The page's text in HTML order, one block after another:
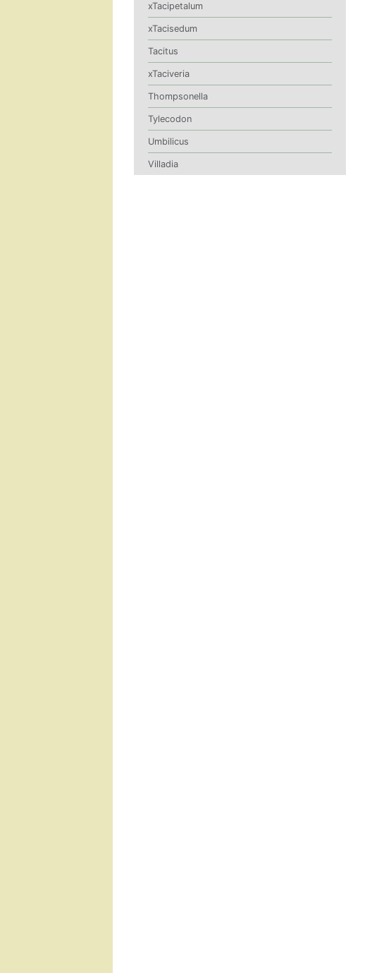
xTacipetalum
xTacisedum
Tacitus
xTaciveria
Thompsonella
Tylecodon
Umbilicus
Villadia